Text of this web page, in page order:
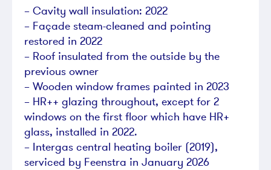
– Cavity wall insulation: 2022
– Façade steam-cleaned and pointing
restored in 2022
– Roof insulated from the outside by the
previous owner
– Wooden window frames painted in 2023
– HR++ glazing throughout, except for 2
windows on the first floor which have HR+
glass, installed in 2022.
– Intergas central heating boiler (2019),
serviced by Feenstra in January 2026